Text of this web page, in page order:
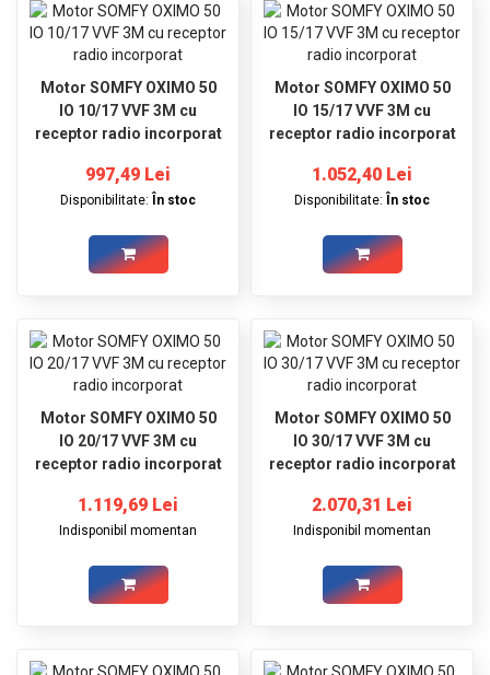
GRADINA
ECHIPAMENTE
ELECTRICE
ECHIPAMENTE
Motor SOMFY OXIMO 50
IO 10/17 VVF 3M cu
receptor radio incorporat
997,49 Lei
Disponibilitate: În stoc
Motor SOMFY OXIMO 50
IO 15/17 VVF 3M cu
receptor radio incorporat
1.052,40 Lei
Disponibilitate: În stoc
Motor SOMFY OXIMO 50
IO 20/17 VVF 3M cu
receptor radio incorporat
1.119,69 Lei
Indisponibil momentan
Motor SOMFY OXIMO 50
IO 30/17 VVF 3M cu
receptor radio incorporat
2.070,31 Lei
Indisponibil momentan